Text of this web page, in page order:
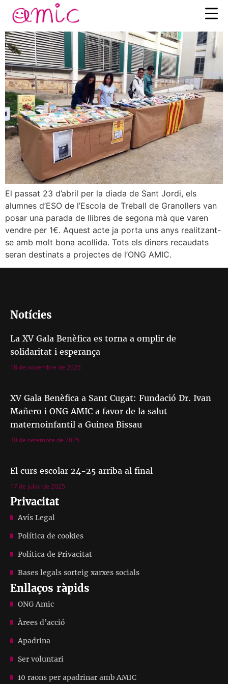
Sant Jordi solidari
El passat 23 d’abril per la diada de Sant Jordi, els
alumnes d’ESO de l’Escola de Treball de Granollers van
posar una parada de llibres de segona mà que varen
vendre per 1€. Aquest acte ja porta uns anys realitzant-
se amb molt bona acollida. Tots els diners recaudats
seran destinats a projectes de l’ONG AMIC.
Notícies
La XV Gala Benèfica es torna a omplir de
solidaritat i esperança
18 de novembre de 2025
XV Gala Benèfica a Sant Cugat: Fundació Dr. Ivan
Mañero i ONG AMIC a favor de la salut
maternoinfantil a Guinea Bissau
30 de setembre de 2025
El curs escolar 24-25 arriba al final
17 de juliol de 2025
Privacitat
Avís Legal
Política de cookies
Política de Privacitat
Bases legals sorteig xarxes socials
Enllaços ràpids
ONG Amic
Àrees d’acció
Apadrina
Ser voluntari
10 raons per apadrinar amb AMIC